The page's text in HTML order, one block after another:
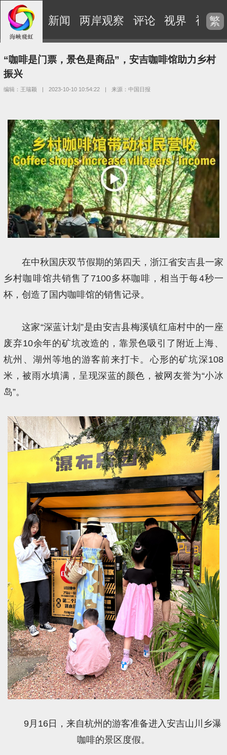
新闻 两岸观察 评论 视界 视频
繁
“咖啡是门票，景色是商品”，安吉咖啡馆助力乡村
振兴
编辑：王瑞颖 | 2023-10-10 10:54:22 | 来源：中国日报
在中秋国庆双节假期的第四天，浙江省安吉县一家
乡村咖啡馆共销售了7100多杯咖啡，相当于每4秒一
杯，创造了国内咖啡馆的销售记录。
这家“深蓝计划”是由安吉县梅溪镇红庙村中的一座
废弃10余年的矿坑改造的，靠景色吸引了附近上海、
杭州、湖州等地的游客前来打卡。心形的矿坑深108
米，被雨水填满，呈现深蓝的颜色，被网友誉为“小冰
岛”。
9月16日，来自杭州的游客准备进入安吉山川乡瀑
咖啡的景区度假。